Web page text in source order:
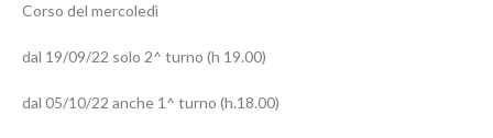
Corso del mercoledì
dal 19/09/22 solo 2^ turno (h 19.00)
dal 05/10/22 anche 1^ turno (h.18.00)